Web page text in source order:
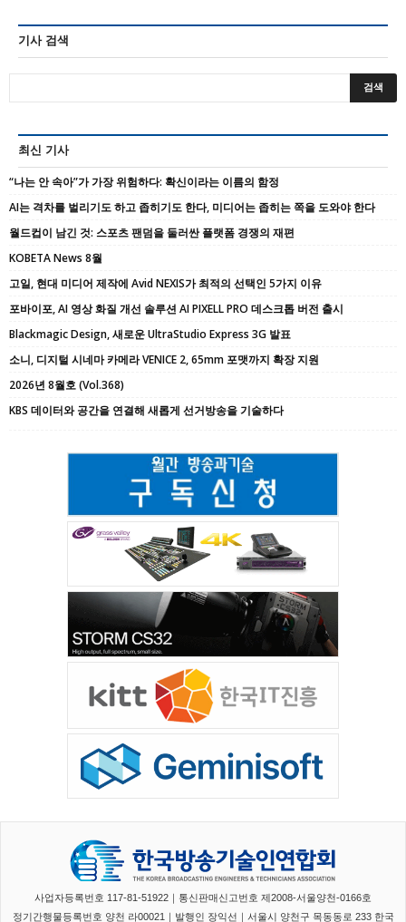
기사 검색
최신 기사
“나는 안 속아”가 가장 위험하다: 확신이라는 이름의 함정
AI는 격차를 벌리기도 하고 좁히기도 한다, 미디어는 좁히는 쪽을 도와야 한다
월드컵이 남긴 것: 스포츠 팬덤을 둘러싼 플랫폼 경쟁의 재편
KOBETA News 8월
고일, 현대 미디어 제작에 Avid NEXIS가 최적의 선택인 5가지 이유
포바이포, AI 영상 화질 개선 솔루션 AI PIXELL PRO 데스크톱 버전 출시
Blackmagic Design, 새로운 UltraStudio Express 3G 발표
소니, 디지털 시네마 카메라 VENICE 2, 65mm 포맷까지 확장 지원
2026년 8월호 (Vol.368)
KBS 데이터와 공간을 연결해 새롭게 선거방송을 기술하다
사업자등록번호 117-81-51922｜통신판매신고번호 제2008-서울양천-0166호
정기간행물등록번호 양천 라00021｜발행인 장익선｜서울시 양천구 목동동로 233 한국